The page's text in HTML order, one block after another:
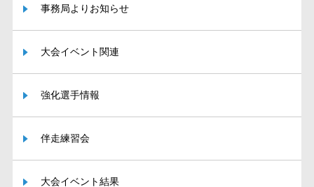
事務局よりお知らせ
大会イベント関連
強化選手情報
伴走練習会
大会イベント結果